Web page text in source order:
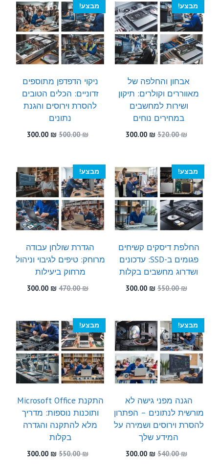
מבצע!
אבחון והחלפה של
מאווררים וקולרים: תיקון
ושירות למחשבים
במחירים נוחים
520.00₪
המחיר
520.00 ₪.
300.00 ₪
300.00 ₪.
מבצע!
ניקוי הדפדפן מתוספים
זדוניים: הכלים הטובים
להסרת וירוסים והגנת
נתונים
500.00₪
המחיר
500.00 ₪.
300.00 ₪
המחיר
300.00 ₪.
מבצע!
החלפת דיסקים קשיחים
פגומים ב-SSD: עדכונים
ושדרוג מחשבים בקלות
550.00₪
המחיר
300.00 ₪
300.00 ₪.
מבצע!
הגדרת שולחן עבודה
מרוחק: טיפים לגיבוי וניהול
מרחוק ביעילות
470.00₪
המחיר
300.00 ₪
המחיר
מבצע!
הגנה מפני גישה לא
מורשית לנתונים – הפתרון
להסרת וירוסים ושמירה על
המידע שלך
540.00₪
המחיר
300.00 ₪
מבצע!
התקנת Microsoft Office
ותוכנות נוספות: מדריך
מלא להתקנה והגדרה
בקלות
550.00₪
המחיר
300.00 ₪
המחיר